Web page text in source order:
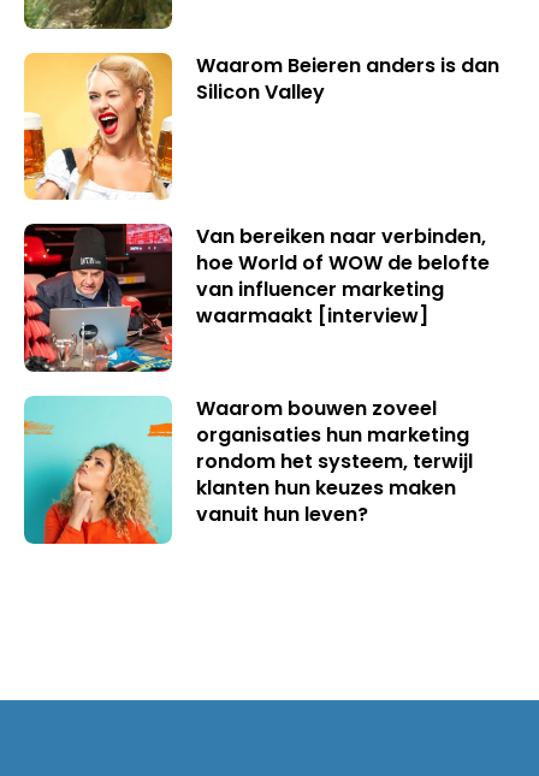
Waarom Beieren anders is dan
Silicon Valley
Van bereiken naar verbinden,
hoe World of WOW de belofte
van influencer marketing
waarmaakt [interview]
Waarom bouwen zoveel
organisaties hun marketing
rondom het systeem, terwijl
klanten hun keuzes maken
vanuit hun leven?